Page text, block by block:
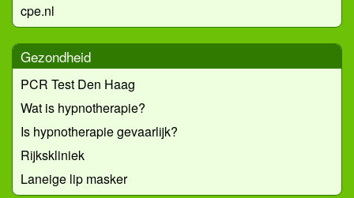
cpe.nl
Gezondheid
PCR Test Den Haag
Wat is hypnotherapie?
Is hypnotherapie gevaarlijk?
Rijkskliniek
Laneige lip masker